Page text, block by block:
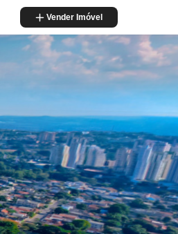
Vender Imóvel